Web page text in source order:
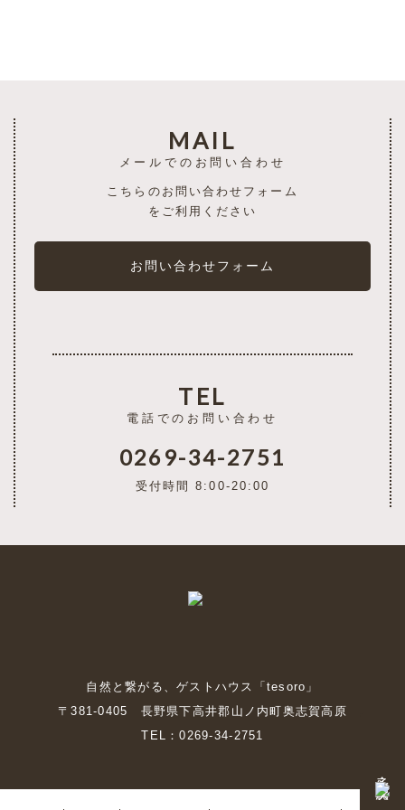
MAIL
メールでのお問い合わせ
こちらのお問い合わせフォーム
をご利用ください
お問い合わせフォーム
TEL
電話でのお問い合わせ
0269-34-2751
受付時間 8:00-20:00
自然と繋がる、ゲストハウス「tesoro」
〒381-0405 長野県下高井郡山ノ内町奥志賀高原
TEL：0269-34-2751